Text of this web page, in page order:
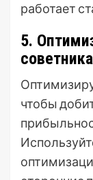
работает
5.
чтобы